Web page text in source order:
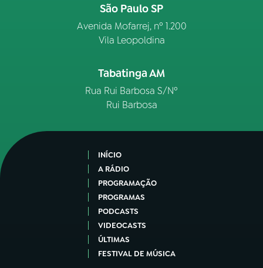
FESTIVAL DE MÚSICA
ACOMPANHE A RÁDIO NACIONAL
Facebook
X
TikTok
São Paulo SP
Avenida Mofarrej, nº 1.200
Vila Leopoldina
Tabatinga AM
Rua Rui Barbosa S/Nº
Rui Barbosa
INÍCIO
A RÁDIO
PROGRAMAÇÃO
PROGRAMAS
PODCASTS
VIDEOCASTS
ÚLTIMAS
FESTIVAL DE MÚSICA